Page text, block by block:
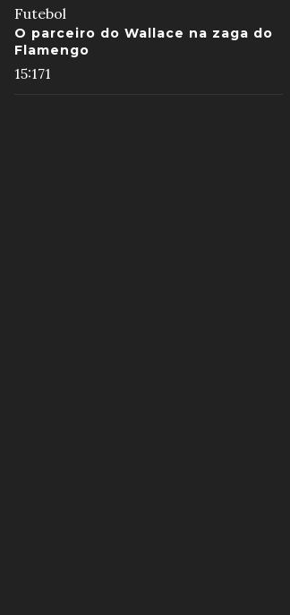
Futebol
O parceiro do Wallace na zaga do
Flamengo
15:171